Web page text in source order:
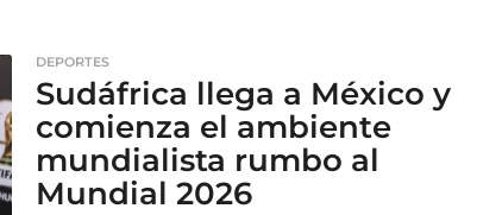
DEPORTES
Sudáfrica llega a México y
comienza el ambiente
mundialista rumbo al
Mundial 2026